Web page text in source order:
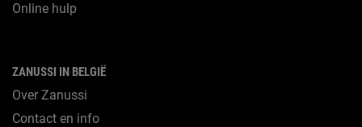
Online hulp
ZANUSSI IN BELGIË
Over Zanussi
Contact en info